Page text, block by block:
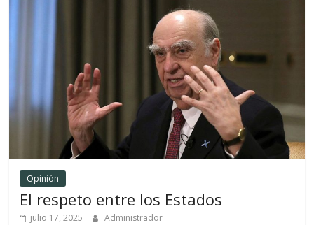
Opinión
El respeto entre los Estados
julio 17, 2025 Administrador